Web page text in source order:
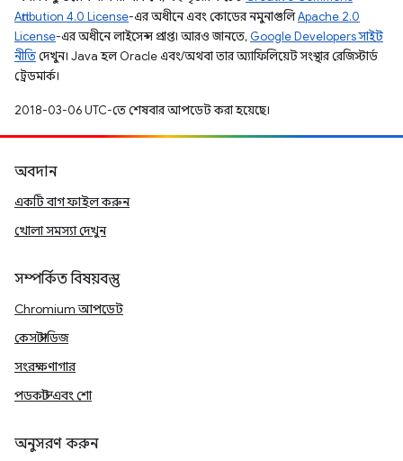
Attribution 4.0 License-এর অধীনে এবং কোডের নমুনাগুলিApache 2.0
License-এর অধীনে লাইসেন্স প্রাপ্ত। আরও জানতে, Google Developers সাইট
নীতিদেখুন। Java হল Oracle এবং/অথবা তার অ্যাফিলিয়েট সংস্থার রেজিস্টার্ড
ট্রেডমার্ক।
2018-03-06 UTC-তে শেষবার আপডেট করা হয়েছে।
অবদান
একটি বাগ ফাইল করুন
খোলা সমস্যা দেখুন
সম্পর্কিত বিষয়বস্তু
Chromium আপডেট
কেস স্টাডিজ
সংরক্ষণাগার
পডকাস্ট এবং শো
অনুসরণ করুন